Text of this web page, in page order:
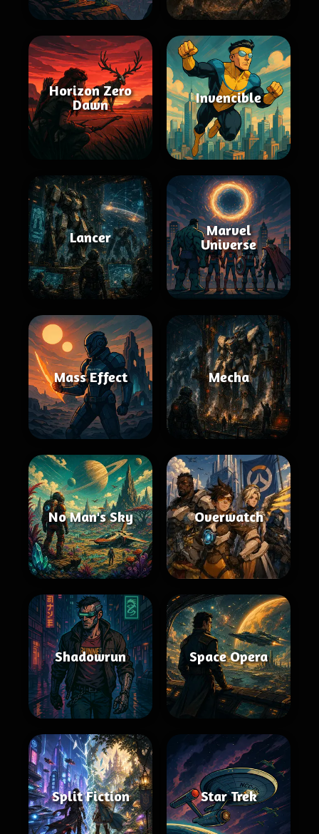
Horizon Zero
Dawn
Invencible
Lancer
Marvel
Universe
Mass Effect Mecha
No Man's Sky Overwatch
Shadowrun Space Opera
Split Fiction Star Trek